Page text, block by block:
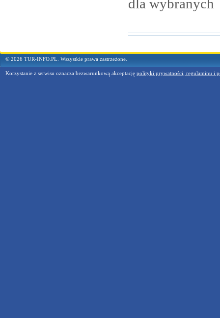
dla wybranych
© 2026 TUR-INFO.PL. Wszystkie prawa zastrzeżone.
Korzystanie z serwisu oznacza bezwarunkową akceptację polityki prywatności, regulaminu i